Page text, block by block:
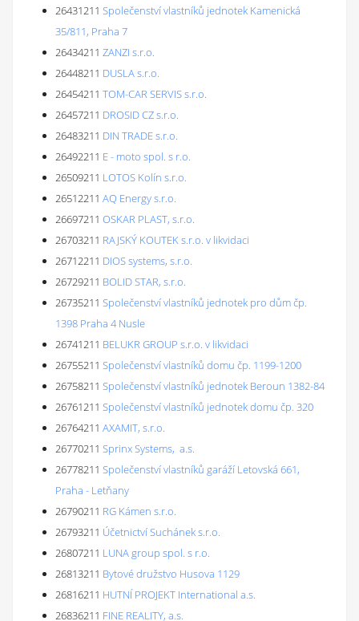
26431211 Společenství vlastníků jednotek Kamenická
35/811, Praha 7
26434211 ZANZI s.r.o.
26448211 DUSLA s.r.o.
26454211 TOM-CAR SERVIS s.r.o.
26457211 DROSID CZ s.r.o.
26483211 DIN TRADE s.r.o.
26492211 E - moto spol. s r.o.
26509211 LOTOS Kolín s.r.o.
26512211 AQ Energy s.r.o.
26697211 OSKAR PLAST, s.r.o.
26703211 RAJSKÝ KOUTEK s.r.o. v likvidaci
26712211 DIOS systems, s.r.o.
26729211 BOLID STAR, s.r.o.
26735211 Společenství vlastníků jednotek pro dům čp.
1398 Praha 4 Nusle
26741211 BELUKR GROUP s.r.o. v likvidaci
26755211 Společenství vlastníků domu čp. 1199-1200
26758211 Společenství vlastníků jednotek Beroun 1382-84
26761211 Společenství vlastníků jednotek domu čp. 320
26764211 AXAMIT, s.r.o.
26770211 Sprinx Systems, a.s.
26778211 Společenství vlastníků garáží Letovská 661,
Praha - Letňany
26790211 RG Kámen s.r.o.
26793211 Účetnictví Suchánek s.r.o.
26807211 LUNA group spol. s r.o.
26813211 Bytové družstvo Husova 1129
26816211 HUTNÍ PROJEKT International a.s.
26836211 FINE REALITY, a.s.